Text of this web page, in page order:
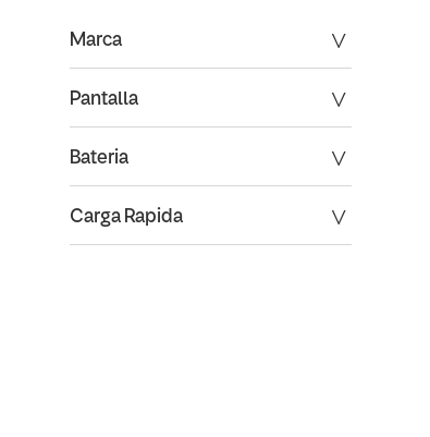
Marca
Pantalla
Carga Rapida
Bateria